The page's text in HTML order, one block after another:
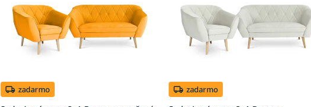
o
v
k
t
zadarmo zadarmo